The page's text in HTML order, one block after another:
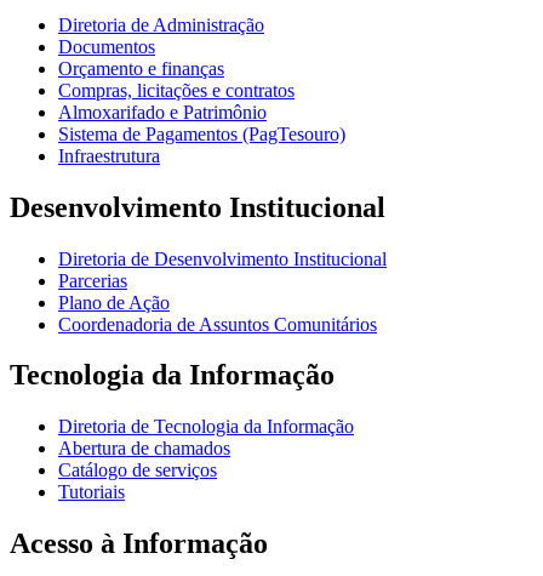
Diretoria de Administração
Documentos
Orçamento e finanças
Compras, licitações e contratos
Almoxarifado e Patrimônio
Sistema de Pagamentos (PagTesouro)
Infraestrutura
Desenvolvimento Institucional
Diretoria de Desenvolvimento Institucional
Parcerias
Plano de Ação
Coordenadoria de Assuntos Comunitários
Tecnologia da Informação
Diretoria de Tecnologia da Informação
Abertura de chamados
Catálogo de serviços
Tutoriais
Acesso à Informação